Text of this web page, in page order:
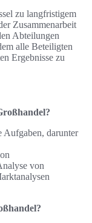
zu langfristigem
Zusammenarbeit
Abteilungen
alle Beteiligten
Ergebnisse zu
darunter
von